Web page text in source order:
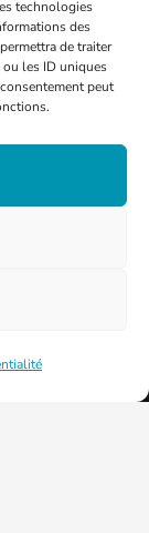
technologies
des
de traiter
les ID uniques
peut